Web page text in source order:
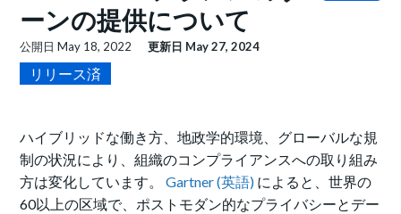
ーンの提供について
公開日May 18, 2022 更新日 May 27, 2024
リリース済
ハイブリッドな働き方、地政学的環境、グローバルな規
制の状況により、組織のコンプライアンスへの取り組み
方は変化しています。Gartner (英語) によると、世界の
60以上の区域で、ポストモダン的なプライバシーとデー